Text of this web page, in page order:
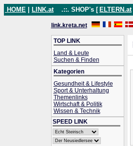
HOME LINK.at .::. SHOP's [ ELTERN.at
link.kreta.net
TOP LINK
Land & Leute
Suchen & Finden
Kategorien
Gesundheit & Lifestyle
Sport & Unterhaltung
Themenlinks
Wirtschaft & Politik
Wissen & Technik
SPEED LINK